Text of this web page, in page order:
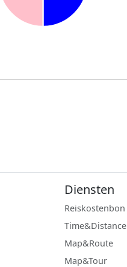
Diensten
Reiskostenbon
Time&Distance
Map&Route
Map&Tour